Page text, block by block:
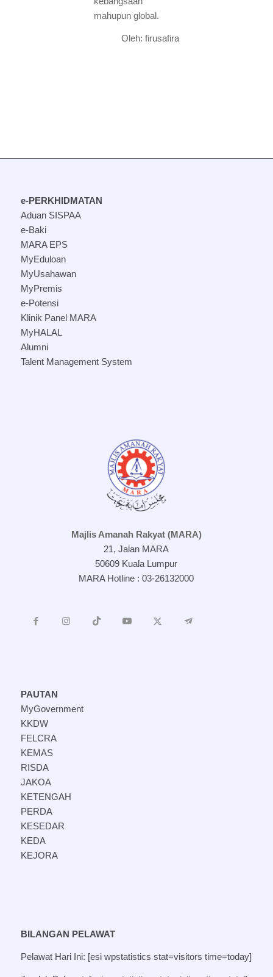
mahupun global.
Oleh: firusafira
e-PERKHIDMATAN
Aduan SISPAA
e-Baki
MARA EPS
MyEduloan
MyUsahawan
MyPremis
e-Potensi
Klinik Panel MARA
MyHALAL
Alumni
Talent Management System
Majlis Amanah Rakyat (MARA)
21, Jalan MARA
50609 Kuala Lumpur
MARA Hotline : 03-26132000
PAUTAN
MyGovernment
KKDW
FELCRA
KEMAS
RISDA
JAKOA
KETENGAH
PERDA
KESEDAR
KEDA
KEJORA
BILANGAN PELAWAT
Pelawat Hari Ini: [esi wpstatistics stat=visitors time=today]